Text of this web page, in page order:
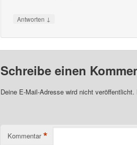
Antworten ↓
Schreibe einen
Deine E-Mail-Adresse wird nicht veröffentlicht.
Kommentar *